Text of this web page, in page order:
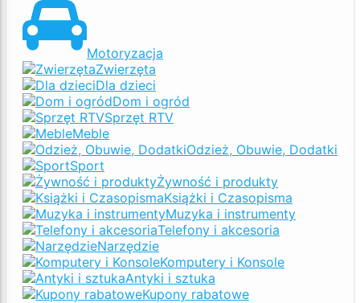
Motoryzacja
Zwierzęta
Dla dzieci
Dom i ogród
Sprzęt RTV
Meble
Odzież, Obuwie, Dodatki
Sport
Żywność i produkty
Książki i Czasopisma
Muzyka i instrumenty
Telefony i akcesoria
Narzędzie
Komputery i Konsole
Antyki i sztuka
Kupony rabatowe